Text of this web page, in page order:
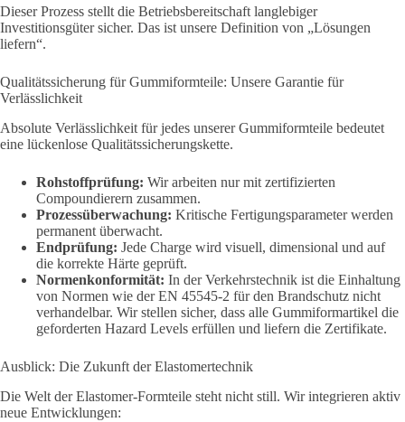
Dieser Prozess stellt die Betriebsbereitschaft langlebiger
Investitionsgüter sicher. Das ist unsere Definition von „Lösungen
liefern“.
Qualitätssicherung für Gummiformteile: Unsere Garantie für
Verlässlichkeit
Absolute Verlässlichkeit für jedes unserer Gummiformteile bedeutet
eine lückenlose Qualitätssicherungskette.
Rohstoffprüfung: Wir arbeiten nur mit zertifizierten
Compoundierern zusammen.
Prozessüberwachung: Kritische Fertigungsparameter werden
permanent überwacht.
Endprüfung: Jede Charge wird visuell, dimensional und auf
die korrekte Härte geprüft.
Normenkonformität: In der Verkehrstechnik ist die Einhaltung
von Normen wie der EN 45545-2 für den Brandschutz nicht
verhandelbar. Wir stellen sicher, dass alle Gummiformartikel die
geforderten Hazard Levels erfüllen und liefern die Zertifikate.
Ausblick: Die Zukunft der Elastomertechnik
Die Welt der Elastomer-Formteile steht nicht still. Wir integrieren aktiv
neue Entwicklungen: